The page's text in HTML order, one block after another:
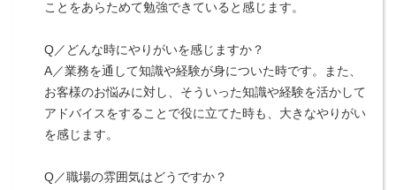
ことをあらためて勉強できていると感じます。
Q／どんな時にやりがいを感じますか？
A／業務を通して知識や経験が身についた時です。また、
お客様のお悩みに対し、そういった知識や経験を活かして
アドバイスをすることで役に立てた時も、大きなやりがい
を感じます。
Q／職場の雰囲気はどうですか？